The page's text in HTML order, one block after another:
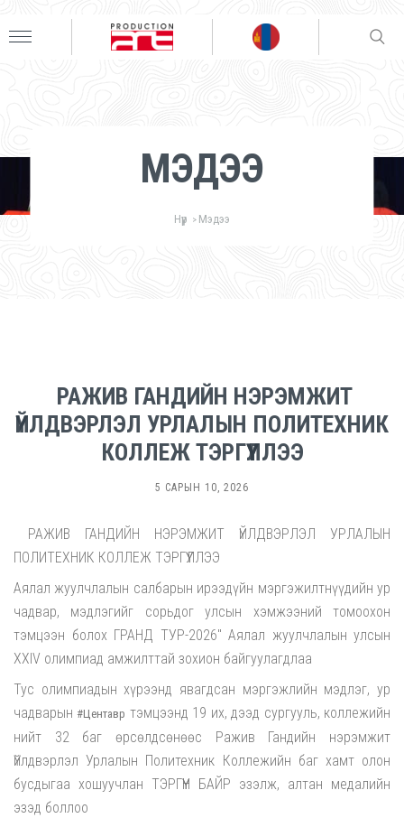
МЭДЭЭ
Нүүр > Мэдээ
РАЖИВ ГАНДИЙН НЭРЭМЖИТ
ҮЙЛДВЭРЛЭЛ УРЛАЛЫН ПОЛИТЕХНИК
КОЛЛЕЖ ТЭРГҮҮЛЛЭЭ
5 САРЫН 10, 2026
РАЖИВ ГАНДИЙН НЭРЭМЖИТ ҮЙЛДВЭРЛЭЛ УРЛАЛЫН
ПОЛИТЕХНИК КОЛЛЕЖ ТЭРГҮҮЛЛЭЭ
Аялал жуулчлалын салбарын ирээдүйн мэргэжилтнүүдийн ур
чадвар, мэдлэгийг сорьдог улсын хэмжээний томоохон
тэмцээн болох ГРАНД ТУР-2026" Аялал жуулчлалын улсын
XXIV олимпиад амжилттай зохион байгуулагдлаа
Тус олимпиадын хүрээнд явагдсан мэргэжлийн мэдлэг, ур
чадварын #Центавр тэмцээнд 19 их, дээд сургууль, коллежийн
нийт 32 баг өрсөлдсөнөөс Ражив Гандийн нэрэмжит
Үйлдвэрлэл Урлалын Политехник Коллежийн баг хамт олон
бусдыгаа хошуучлан ТЭРГҮҮН БАЙР эзэлж, алтан медалийн
эзэд боллоо